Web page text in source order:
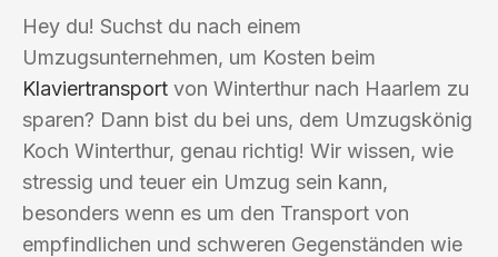
Hey du! Suchst du nach einem
Umzugsunternehmen, um Kosten beim
Klaviertransport von Winterthur nach Haarlem zu
sparen? Dann bist du bei uns, dem Umzugskönig
Koch Winterthur, genau richtig! Wir wissen, wie
stressig und teuer ein Umzug sein kann,
besonders wenn es um den Transport von
empfindlichen und schweren Gegenständen wie